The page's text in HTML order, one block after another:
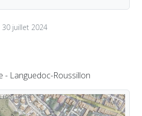
juillet 2024
- Languedoc-Roussillon